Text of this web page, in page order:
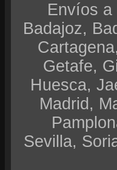
Envíos a
Badajoz,
Getafe,
Huesca,
Madrid,
Sevilla,